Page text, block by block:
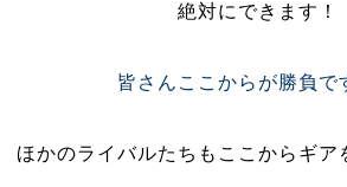
絶対にできます！
皆さんここからが勝負で
ほかのライバルたちもここからギア